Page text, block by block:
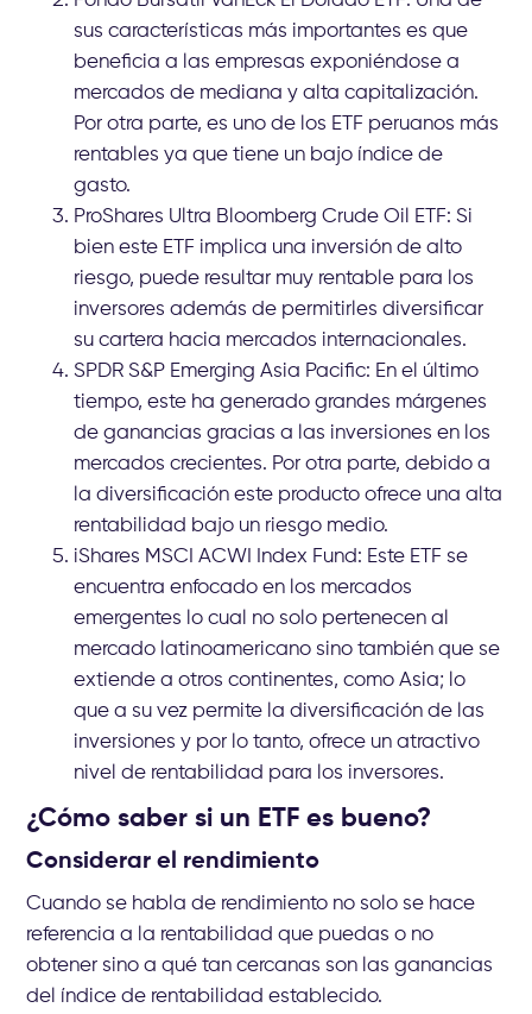
sus características más importantes es que
beneficia a las empresas exponiéndose a
mercados de mediana y alta capitalización.
Por otra parte, es uno de los ETF peruanos más
rentables ya que tiene un bajo índice de
gasto.
ProShares Ultra Bloomberg Crude Oil ETF: Si
bien este ETF implica una inversión de alto
riesgo, puede resultar muy rentable para los
inversores además de permitirles diversificar
su cartera hacia mercados internacionales.
SPDR S&P Emerging Asia Pacific: En el último
tiempo, este ha generado grandes márgenes
de ganancias gracias a las inversiones en los
mercados crecientes. Por otra parte, debido a
la diversificación este producto ofrece una alta
rentabilidad bajo un riesgo medio.
iShares MSCI ACWI Index Fund: Este ETF se
encuentra enfocado en los mercados
emergentes lo cual no solo pertenecen al
mercado latinoamericano sino también que se
extiende a otros continentes, como Asia; lo
que a su vez permite la diversificación de las
inversiones y por lo tanto, ofrece un atractivo
nivel de rentabilidad para los inversores.
¿Cómo saber si un ETF es bueno?
Considerar el rendimiento
Cuando se habla de rendimiento no solo se hace
referencia a la rentabilidad que puedas o no
obtener sino a qué tan cercanas son las ganancias
del índice de rentabilidad establecido.